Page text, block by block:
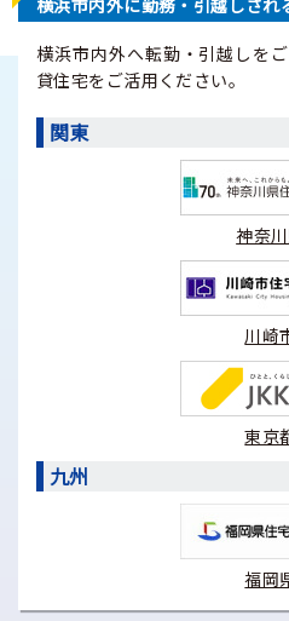
横浜市内外へ転勤・引越しを
貸住宅をご活用ください。
関東
神奈
川崎
東京
九州
福岡